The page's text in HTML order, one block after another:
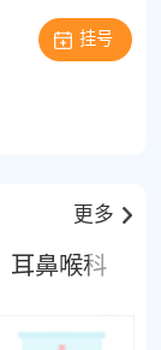
挂号
更多
耳鼻喉科